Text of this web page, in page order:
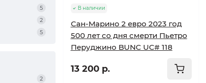
5
2
5
2
В наличии
Сан-Марино 2 евро 2023 год
500 лет со дня смерти Пьетро
Перуджино BUNC UC# 118
13 200 р.